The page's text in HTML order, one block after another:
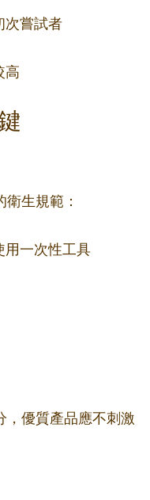
次嘗試者
高
生規範：
用一次性工具
，優質產品應不刺激